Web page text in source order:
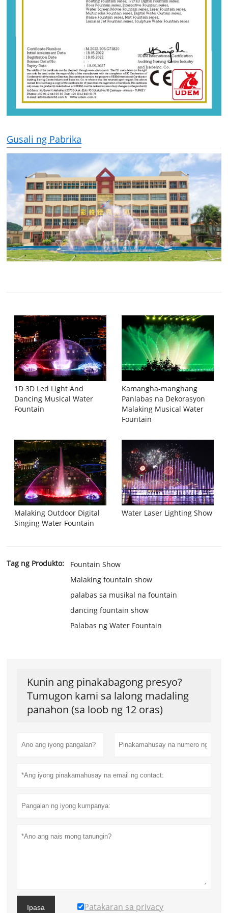
Gusali ng Pabrika
1D 3D Led Light And
Dancing Musical Water
Fountain
Kamangha-manghang
Panlabas na Dekorasyon
Malaking Musical Water
Fountain
Malaking Outdoor Digital
Singing Water Fountain
Water Laser Lighting Show
Tag ng Produkto:
Fountain Show
Malaking fountain show
palabas sa musikal na fountain
dancing fountain show
Palabas ng Water Fountain
Kunin ang pinakabagong presyo?
Tumugon kami sa lalong madaling
panahon (sa loob ng 12 oras)
Ipasa Patakaran sa privacy